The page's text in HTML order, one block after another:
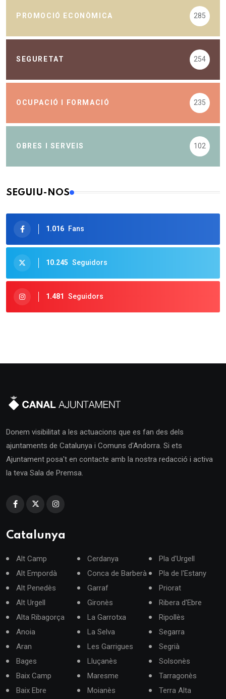
PROMOCIÓ ECONÒMICA 285
SEGURETAT 254
OCUPACIÓ I FORMACIÓ 235
OBRES I SERVEIS 102
SEGUIU-NOS
1.016 Fans
10.245 Seguidors
1.481 Seguidors
Donem visibilitat a les actuacions que es fan des dels
ajuntaments de Catalunya i Comuns d'Andorra. Si ets
Ajuntament posa't en contacte amb la nostra redacció i activa
la teva Sala de Premsa.
Catalunya
Alt Camp
Alt Empordà
Alt Penedès
Alt Urgell
Alta Ribagorça
Anoia
Aran
Bages
Baix Camp
Baix Ebre
Cerdanya
Conca de Barberà
Garraf
Gironès
La Garrotxa
La Selva
Les Garrigues
Lluçanès
Maresme
Moianès
Pla d'Urgell
Pla de l'Estany
Priorat
Ribera d'Ebre
Ripollès
Segarra
Segrià
Solsonès
Tarragonès
Terra Alta